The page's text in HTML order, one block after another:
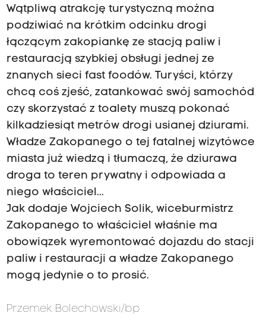
Wątpliwą atrakcję turystyczną można
podziwiać na krótkim odcinku drogi
łączącym zakopiankę ze stacją paliw i
restauracją szybkiej obsługi jednej ze
znanych sieci fast foodów. Turyści, którzy
chcą coś zjeść, zatankować swój samochód
czy skorzystać z toalety muszą pokonać
kilkadziesiąt metrów drogi usianej dziurami.
Władze Zakopanego o tej fatalnej wizytówce
miasta już wiedzą i tłumaczą, że dziurawa
droga to teren prywatny i odpowiada a
niego właściciel...
Jak dodaje Wojciech Solik, wiceburmistrz
Zakopanego to właściciel właśnie ma
obowiązek wyremontować dojazdu do stacji
paliw i restauracji a władze Zakopanego
mogą jedynie o to prosić.
Przemek Bolechowski/bp